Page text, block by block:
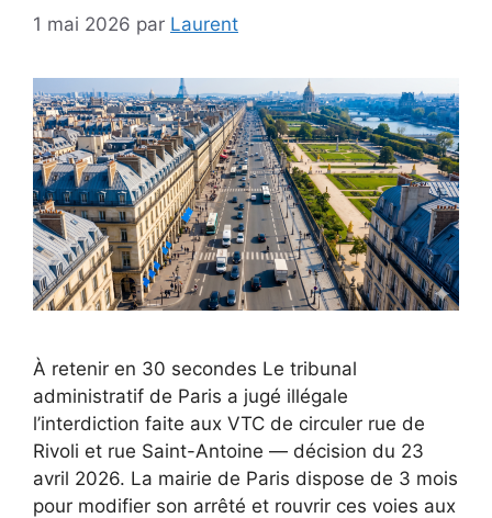
1 mai 2026 par Laurent
À retenir en 30 secondes Le tribunal
administratif de Paris a jugé illégale
l’interdiction faite aux VTC de circuler rue de
Rivoli et rue Saint-Antoine — décision du 23
avril 2026. La mairie de Paris dispose de 3 mois
pour modifier son arrêté et rouvrir ces voies aux